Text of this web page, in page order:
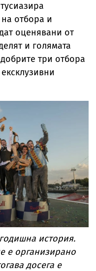
отбора и
оценявани от
и голямата
три отбора
история.
е организирано
досега е